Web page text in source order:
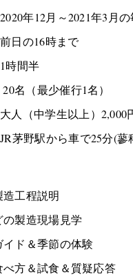
年12月～2021年3月の
日の16時まで
間半
（最少催行1名）
（中学生以上）2,000
野駅から車で25分(蓼
工程説明
製造現場見学
ド＆季節の体験
方＆試食＆質疑応答